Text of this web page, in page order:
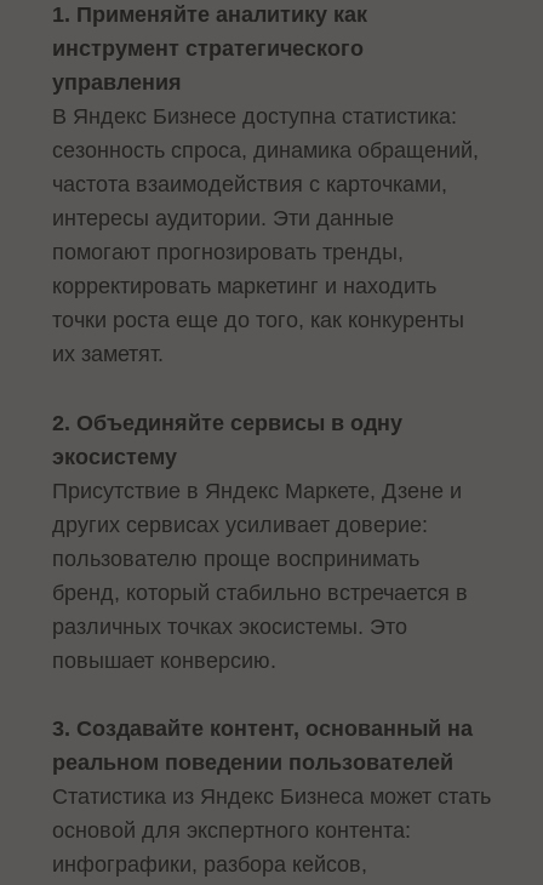
1. Применяйте аналитику как
инструмент стратегического
управления
В Яндекс Бизнесе доступна статистика:
сезонность спроса, динамика обращений,
частота взаимодействия с карточками,
интересы аудитории. Эти данные
помогают прогнозировать тренды,
корректировать маркетинг и находить
точки роста еще до того, как конкуренты
их заметят.
2. Объединяйте сервисы в одну
экосистему
Присутствие в Яндекс Маркете, Дзенe и
других сервисах усиливает доверие:
пользователю проще воспринимать
бренд, который стабильно встречается в
различных точках экосистемы. Это
повышает конверсию.
3. Создавайте контент, основанный на
реальном поведении пользователей
Статистика из Яндекс Бизнеса может стать
основой для экспертного контента:
инфографики, разбора кейсов,